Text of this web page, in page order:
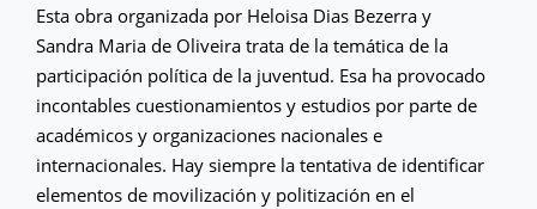
Esta obra organizada por Heloisa Dias Bezerra y
Sandra Maria de Oliveira trata de la temática de la
participación política de la juventud. Esa ha provocado
incontables cuestionamientos y estudios por parte de
académicos y organizaciones nacionales e
internacionales. Hay siempre la tentativa de identificar
elementos de movilización y politización en el